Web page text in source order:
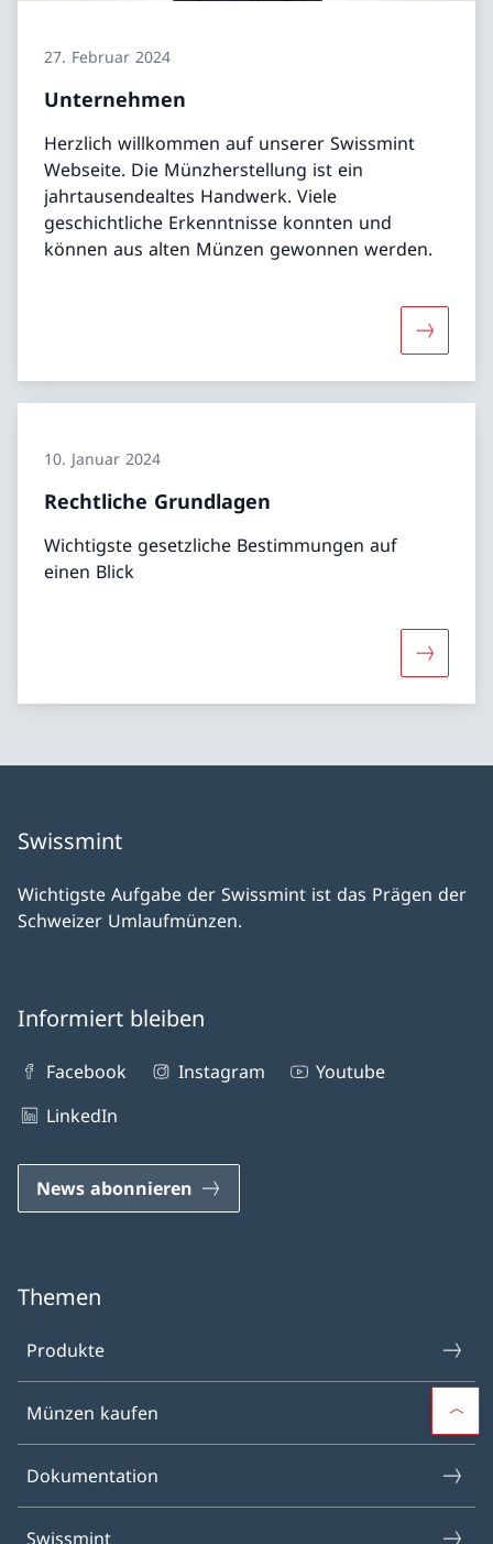
27. Februar 2024
Unternehmen
Herzlich willkommen auf unserer Swissmint
Webseite. Die Münzherstellung ist ein
jahrtausendealtes Handwerk. Viele
geschichtliche Erkenntnisse konnten und
können aus alten Münzen gewonnen werden.
Mehr
10. Januar 2024
Rechtliche Grundlagen
Wichtigste gesetzliche Bestimmungen auf
einen Blick
Mehr
Swissmint
Wichtigste Aufgabe der Swissmint ist das Prägen der
Schweizer Umlaufmünzen.
Informiert bleiben
Facebook Instagram
Youtube
LinkedIn
News abonnieren
Themen
Produkte
Münzen kaufen
Dokumentation
Swissmint